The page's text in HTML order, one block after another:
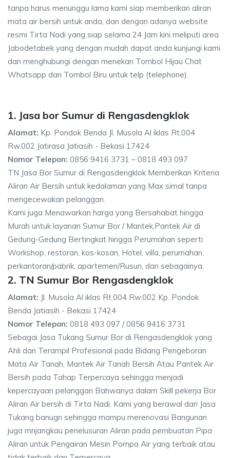
tanpa harus menunggu lama kami siap memberikan aliran
mata air bersih untuk anda, dan dengan adanya website
resmi Tirta Nadi yang siap selama 24 Jam kini meliputi area
Jabodetabek yang dengan mudah dapat anda kunjungi kami
dan menghubungi dengan menekan Tombol Hijau Chat
Whatsapp dan Tombol Biru untuk telp (telephone).
1. Jasa bor Sumur di Rengasdengklok
Alamat: Kp. Pondok Benda Jl. Musola Al iklas Rt.004
Rw.002 Jatirasa Jatiasih - Bekasi 17424
Nomor Telepon: 0856 9416 3731 – 0818 493 097
TN Jasa Bor Sumur di Rengasdengklok Memberikan Kriteria
Aliran Air Bersih untuk kedalaman yang Max simal tanpa
mengecewakan pelanggan.
Kami juga Menawarkan harga yang Bersahabat hingga
Murah untuk layanan Sumur Bor / Mantek,Pantek Air di
Gedung-Gedung Bertingkat hingga Perumahan seperti
Workshop, restoran, kos-kosan, Hotel, villa, perumahan,
perkantoran/pabrik, apartemen/Rusun, dan sebagainya.
2. TN Sumur Bor Rengasdengklok
Alamat: Jl. Musola Al iklas Rt.004 Rw.002 Kp. Pondok
Benda Jatiasih - Bekasi 17424
Nomor Telepon: 0818 493 097 / 0856 9416 3731
Sebagai Jasa Tukang Sumur Bor di Rengasdengklok yang
Ahli dan Terampil Profesional pada Bidang Pengeboran
Mata Air Tanah, Mantek Air Tanah Bersih Atau Pantek Air
Bersih pada Tahap Terpercaya sehingga menjadi
kepercayaan pelanggan Bahwanya dalam Skill pekerja Bor
Aliran Air bersih di Tirta Nadi. Kami yang berawal dari Jasa
Tukang banugn sehingga mampu merenovasi Bangunan
juga mnjangkau penelusuran Aliran pada pembuatan Pipa
Aliran untuk Pengairan Mesin Pompa Air yang terbaik atau